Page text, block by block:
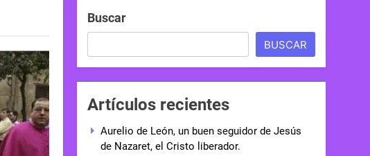
Buscar
BUSCAR
Artículos recientes
Aurelio de León, un buen seguidor de Jesús
de Nazaret, el Cristo liberador.